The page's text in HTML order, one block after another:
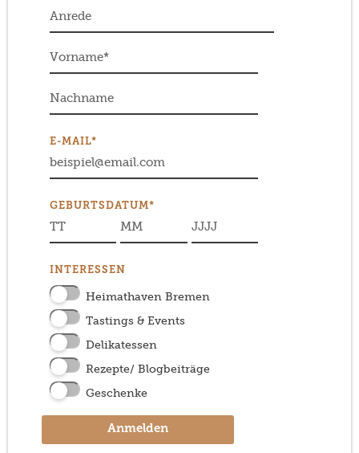
E-MAIL*
GEBURTSDATUM*
INTERESSEN
Heimathaven Bremen
Tastings & Events
Delikatessen
Rezepte/ Blogbeiträge
Geschenke
Anmelden